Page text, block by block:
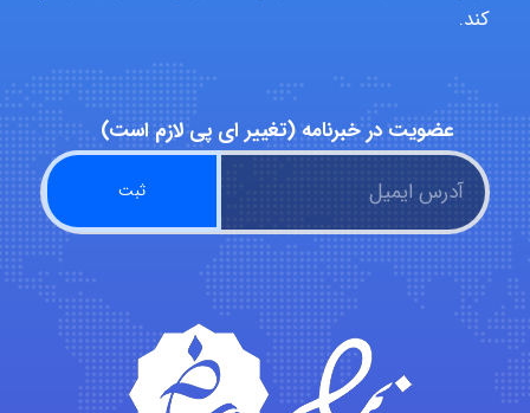
abolfazlkoshehe
abolfazlkoshehe
A.balandeh
کند.
عضویت در خبرنامه (تغییر ای پی لازم است)